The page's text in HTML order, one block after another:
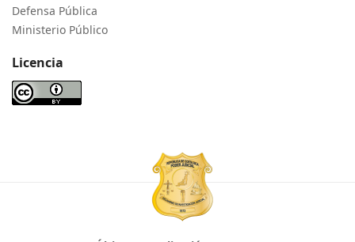
Defensa Pública
Ministerio Público
Licencia